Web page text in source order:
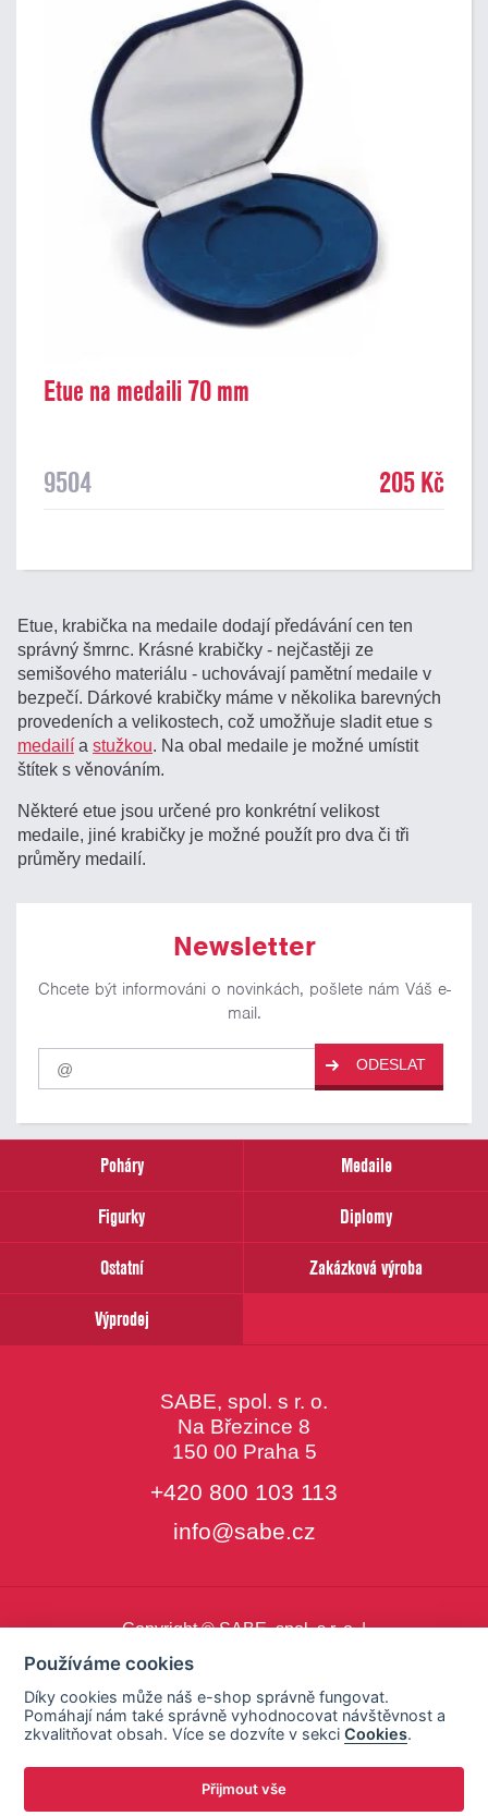
Etue na medaili 70 mm
9504 205 Kč
Etue, krabička na medaile dodají předávání cen ten
správný šmrnc. Krásné krabičky - nejčastěji ze
semišového materiálu - uchovávají pamětní medaile v
bezpečí. Dárkové krabičky máme v několika barevných
provedeních a velikostech, což umožňuje sladit etue s
medailíastužkou. Na obal medaile je možné umístit
štítek s věnováním.
Některé etue jsou určené pro konkrétní velikost
medaile, jiné krabičky je možné použít pro dva či tři
průměry medailí.
Newsletter
Chcete být informováni o novinkách, pošlete nám Váš e-
mail.
Pro
odběr
našich
email
ODESLAT
Poháry
Medaile
Figurky
Diplomy
Ostatní
Zakázková výroba
Výprodej
SABE, spol. s r. o.
Na Březince 8
150 00 Praha 5
+420 800 103 113
info@sabe.cz
Copyright © SABE, spol. s r. o. |
Používáme cookies
Díky cookies může náš e-shop správně fungovat.
Pomáhají nám také správně vyhodnocovat návštěvnost a
zkvalitňovat obsah. Více se dozvíte v sekciCookies.
Přijmout vše